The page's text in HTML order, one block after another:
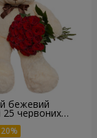
бежевий
25 червоних